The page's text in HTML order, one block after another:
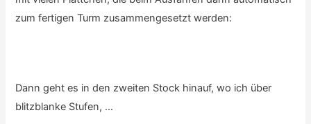
zum fertigen Turm zusammengesetzt werden:
Dann geht es in den zweiten Stock hinauf, wo ich über
blitzblanke Stufen, …